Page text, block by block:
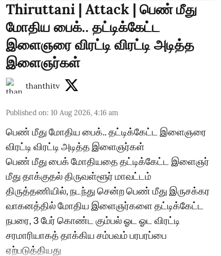
Thiruttani | Attack | பெண் மீது
மோதிய பைக்.. தட்டிக்கேட்ட
இளைஞரை விரட்டி விரட்டி அடித்த
இளைஞர்கள்
thanthitv
Published on: 10 Aug 2026, 4:16 am
பெண் மீது மோதிய பைக்.. தட்டிக்கேட்ட இளைஞரை
விரட்டி விரட்டி அடித்த இளைஞர்கள்
பெண் மீது பைக் மோதியதை தட்டிக்கேட்ட இளைஞர்
மீது தாக்குதல் திருவள்ளூர் மாவட்டம்
திருத்தணியில், நடந்து சென்ற பெண் மீது இருசக்கர
வாகனத்தில் மோதிய இளைஞர்களை தட்டிக்கேட்ட
நபரை, 3 பேர் கொண்ட கும்பல் ஓட ஓட விரட்டி
சரமாரியாகத் தாக்கிய சம்பவம் பரபரப்பை
ஏற்படுத்தியது